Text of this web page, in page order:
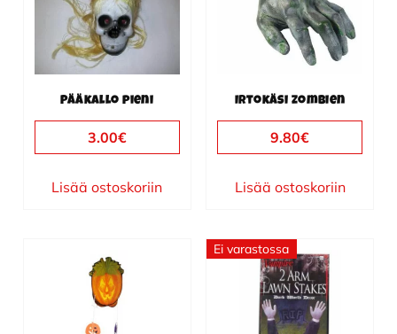
Pääkallo pieni
3.00€
Lisää ostoskoriin
Irtokäsi zombien
9.80€
Lisää ostoskoriin
Ei varastossa